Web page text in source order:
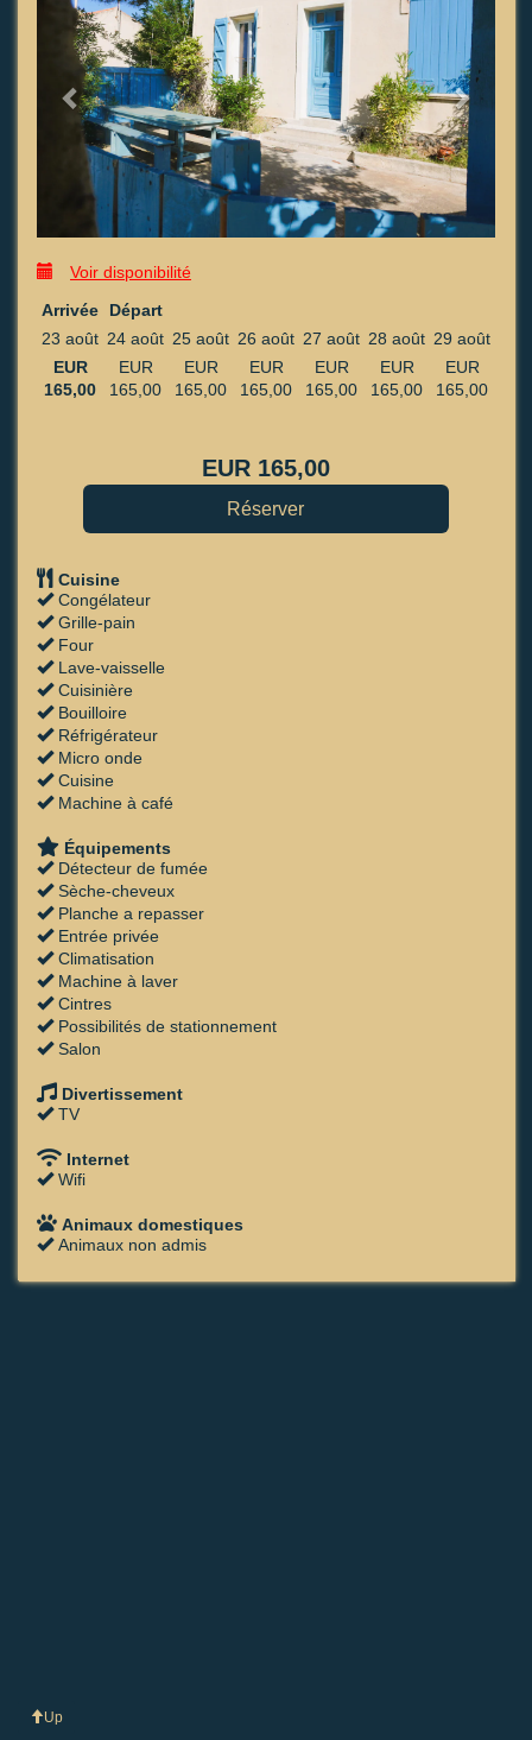
Voir disponibilité
Arrivée
Départ
23 août 24 août 25 août 26 août 27 août 28 août 29 août
EUR
165,00
EUR
165,00
EUR
165,00
EUR
165,00
EUR
165,00
EUR
165,00
EUR
165,00
EUR 165,00
Cuisine
Congélateur
Grille-pain
Four
Lave-vaisselle
Cuisinière
Bouilloire
Réfrigérateur
Micro onde
Cuisine
Machine à café
Équipements
Détecteur de fumée
Sèche-cheveux
Planche a repasser
Entrée privée
Climatisation
Machine à laver
Cintres
Possibilités de stationnement
Salon
Divertissement
TV
Internet
Wifi
Animaux domestiques
Animaux non admis
Up